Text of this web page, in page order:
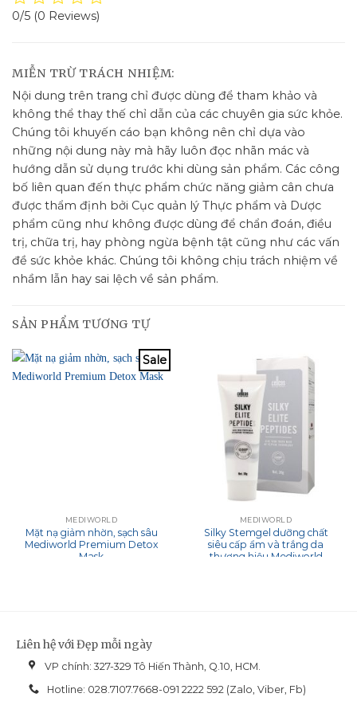
0/5 (0 Reviews)
MIỄN TRỪ TRÁCH NHIỆM:
Nội dung trên trang chỉ được dùng để tham khảo và
không thể thay thế chỉ dẫn của các chuyên gia sức khỏe.
Chúng tôi khuyến cáo bạn không nên chỉ dựa vào
những nội dung này mà hãy luôn đọc nhãn mác và
hướng dẫn sử dụng trước khi dùng sản phẩm. Các công
bố liên quan đến thực phẩm chức năng giảm cân chưa
được thẩm định bởi Cục quản lý Thực phẩm và Dược
phẩm cũng như không được dùng để chẩn đoán, điều
trị, chữa trị, hay phòng ngừa bệnh tật cũng như các vấn
đề sức khỏe khác. Chúng tôi không chịu trách nhiệm về
nhầm lẫn hay sai lệch về sản phẩm.
SẢN PHẨM TƯƠNG TỰ
Sale
MEDIWORLD
Mặt nạ giảm nhờn, sạch sâu
Mediworld Premium Detox
Mask
MEDIWORLD
Silky Stemgel dưỡng chất
siêu cấp ẩm và trắng da
thương hiệu Mediworld
Liên hệ với Đẹp mỗi ngày
VP chính: 327-329 Tô Hiến Thành, Q.10, HCM.
Hotline: 028.7107.7668-091 2222 592 (Zalo, Viber, Fb)